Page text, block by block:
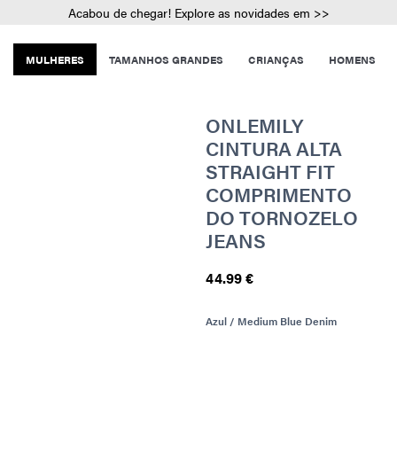
Acabou de chegar! Explore as novidades em >>
MULHERES TAMANHOS GRANDES CRIANÇAS HOMENS
ONLEMILY
CINTURA ALTA
STRAIGHT FIT
COMPRIMENTO
DO TORNOZELO
JEANS
44.99 €
Azul / Medium Blue Denim